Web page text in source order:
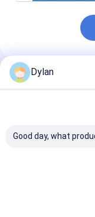
Rekomendasi
Dylan
Good day, what